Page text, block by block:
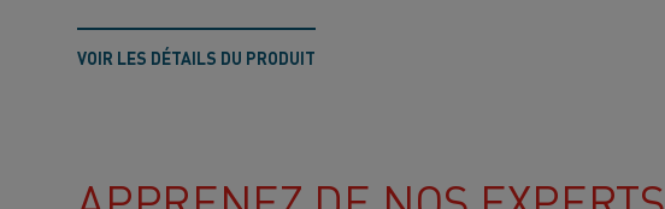
VOIR LES DÉTAILS DU PRODUIT